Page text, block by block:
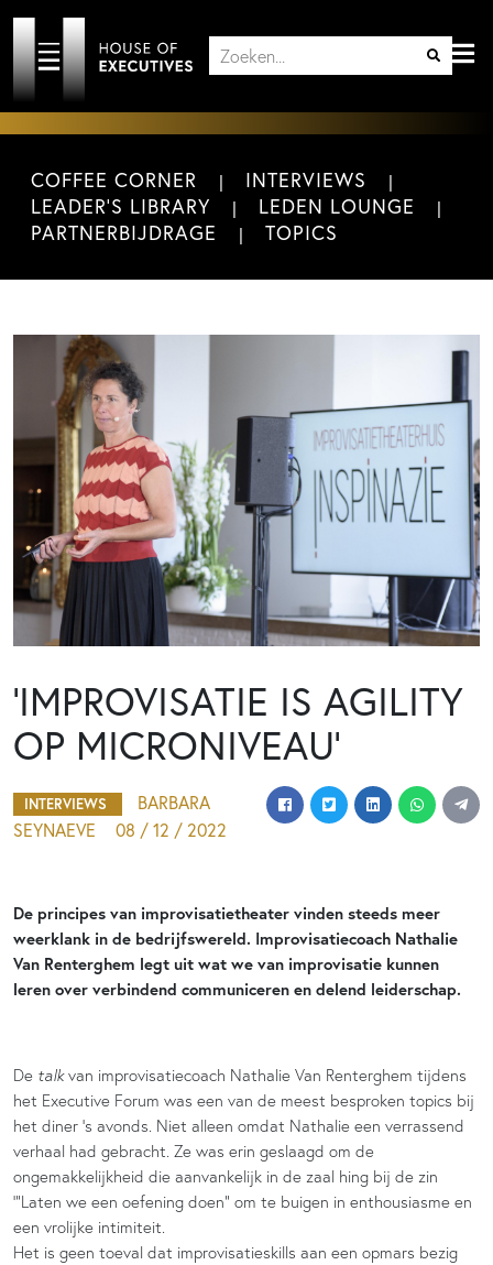
COFFEE CORNER
INTERVIEWS
LEADER'S LIBRARY
LEDEN LOUNGE
PARTNERBIJDRAGE
TOPICS
‘IMPROVISATIE IS AGILITY
OP MICRONIVEAU’
INTERVIEWS
BARBARA
SEYNAEVE
08 / 12 / 2022
De principes van improvisatietheater vinden steeds meer
weerklank in de bedrijfswereld. Improvisatiecoach Nathalie
Van Renterghem legt uit wat we van improvisatie kunnen
leren over verbindend communiceren en delend leiderschap.
De talkvan improvisatiecoach Nathalie Van Renterghem tijdens
het Executive Forum was een van de meest besproken topics bij
het diner ‘s avonds. Niet alleen omdat Nathalie een verrassend
verhaal had gebracht. Ze was erin geslaagd om de
ongemakkelijkheid die aanvankelijk in de zaal hing bij de zin
‘”Laten we een oefening doen” om te buigen in enthousiasme en
een vrolijke intimiteit.
Het is geen toeval dat improvisatieskills aan een opmars bezig